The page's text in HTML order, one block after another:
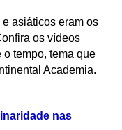
asiáticos eram os
os vídeos
tempo, tema que
Academia.
nas